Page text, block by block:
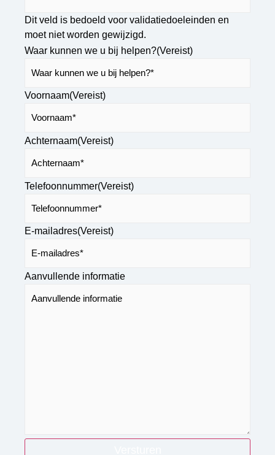
Dit veld is bedoeld voor validatiedoeleinden en
moet niet worden gewijzigd.
Waar kunnen we u bij helpen?(Vereist)
Voornaam(Vereist)
Achternaam(Vereist)
Telefoonnummer(Vereist)
E-mailadres(Vereist)
Aanvullende informatie